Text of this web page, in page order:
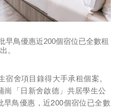
早鳥優惠近200個宿位已全數租
出。
舍項目錄得大手承租個案。
崗「日新舍啟德」共居學生公
鳥優惠，近200個宿位已全數